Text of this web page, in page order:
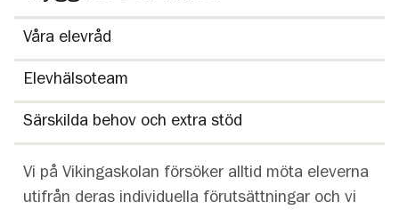
Våra elevråd
Elevhälsoteam
Särskilda behov och extra stöd
Vi på Vikingaskolan försöker alltid möta eleverna
utifrån deras individuella förutsättningar och vi